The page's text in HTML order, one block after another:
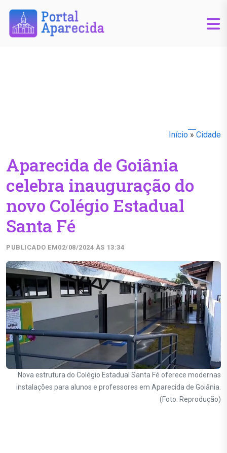
Início » Cidade
Aparecida de Goiânia
celebra inauguração do
novo Colégio Estadual
Santa Fé
PUBLICADO EM02/08/2024 ÀS 13:34
Nova estrutura do Colégio Estadual Santa Fé oferece modernas
instalações para alunos e professores em Aparecida de Goiânia.
(Foto: Reprodução)